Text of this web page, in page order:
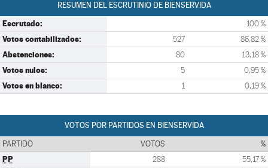
RESUMEN DEL ESCRUTINIO DE BIENSERVIDA
Escrutado: 100 %
Votos contabilizados: 527 86,82 %
Abstenciones: 80 13,18 %
Votos nulos: 5 0,95 %
Votos en blanco: 1 0,19 %
VOTOS POR PARTIDOS EN BIENSERVIDA
PARTIDO VOTOS %
PP 288 55,17 %